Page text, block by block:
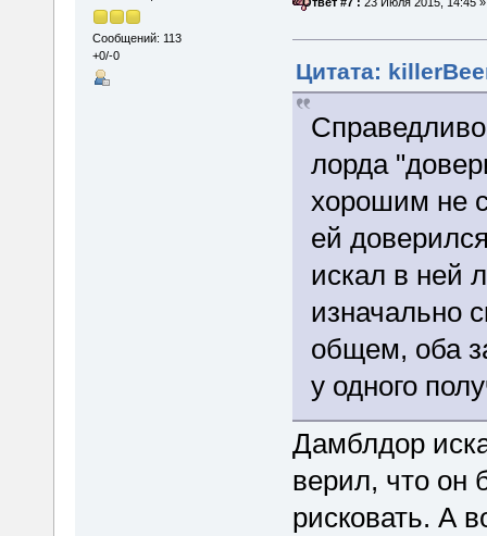
Сообщений: 113
+0/-0
Цитата:
лорда
хорошим не
ей
искал в ней
изначально
общем, оба
у одного
Дамблдор
верил, что он
рисковать. А